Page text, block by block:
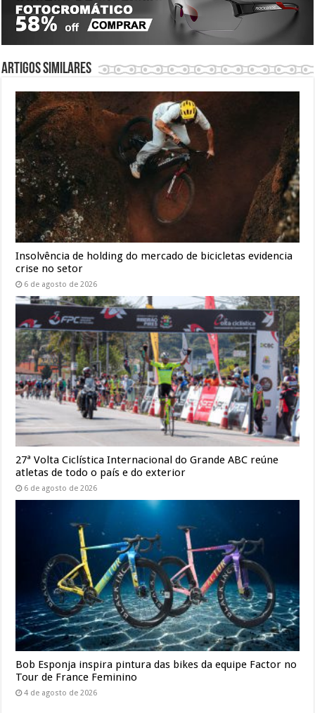
Artigos similares
Insolvência de holding do mercado de bicicletas evidencia
crise no setor
6 de agosto de 2026
27ª Volta Ciclística Internacional do Grande ABC reúne
atletas de todo o país e do exterior
6 de agosto de 2026
Bob Esponja inspira pintura das bikes da equipe Factor no
Tour de France Feminino
4 de agosto de 2026